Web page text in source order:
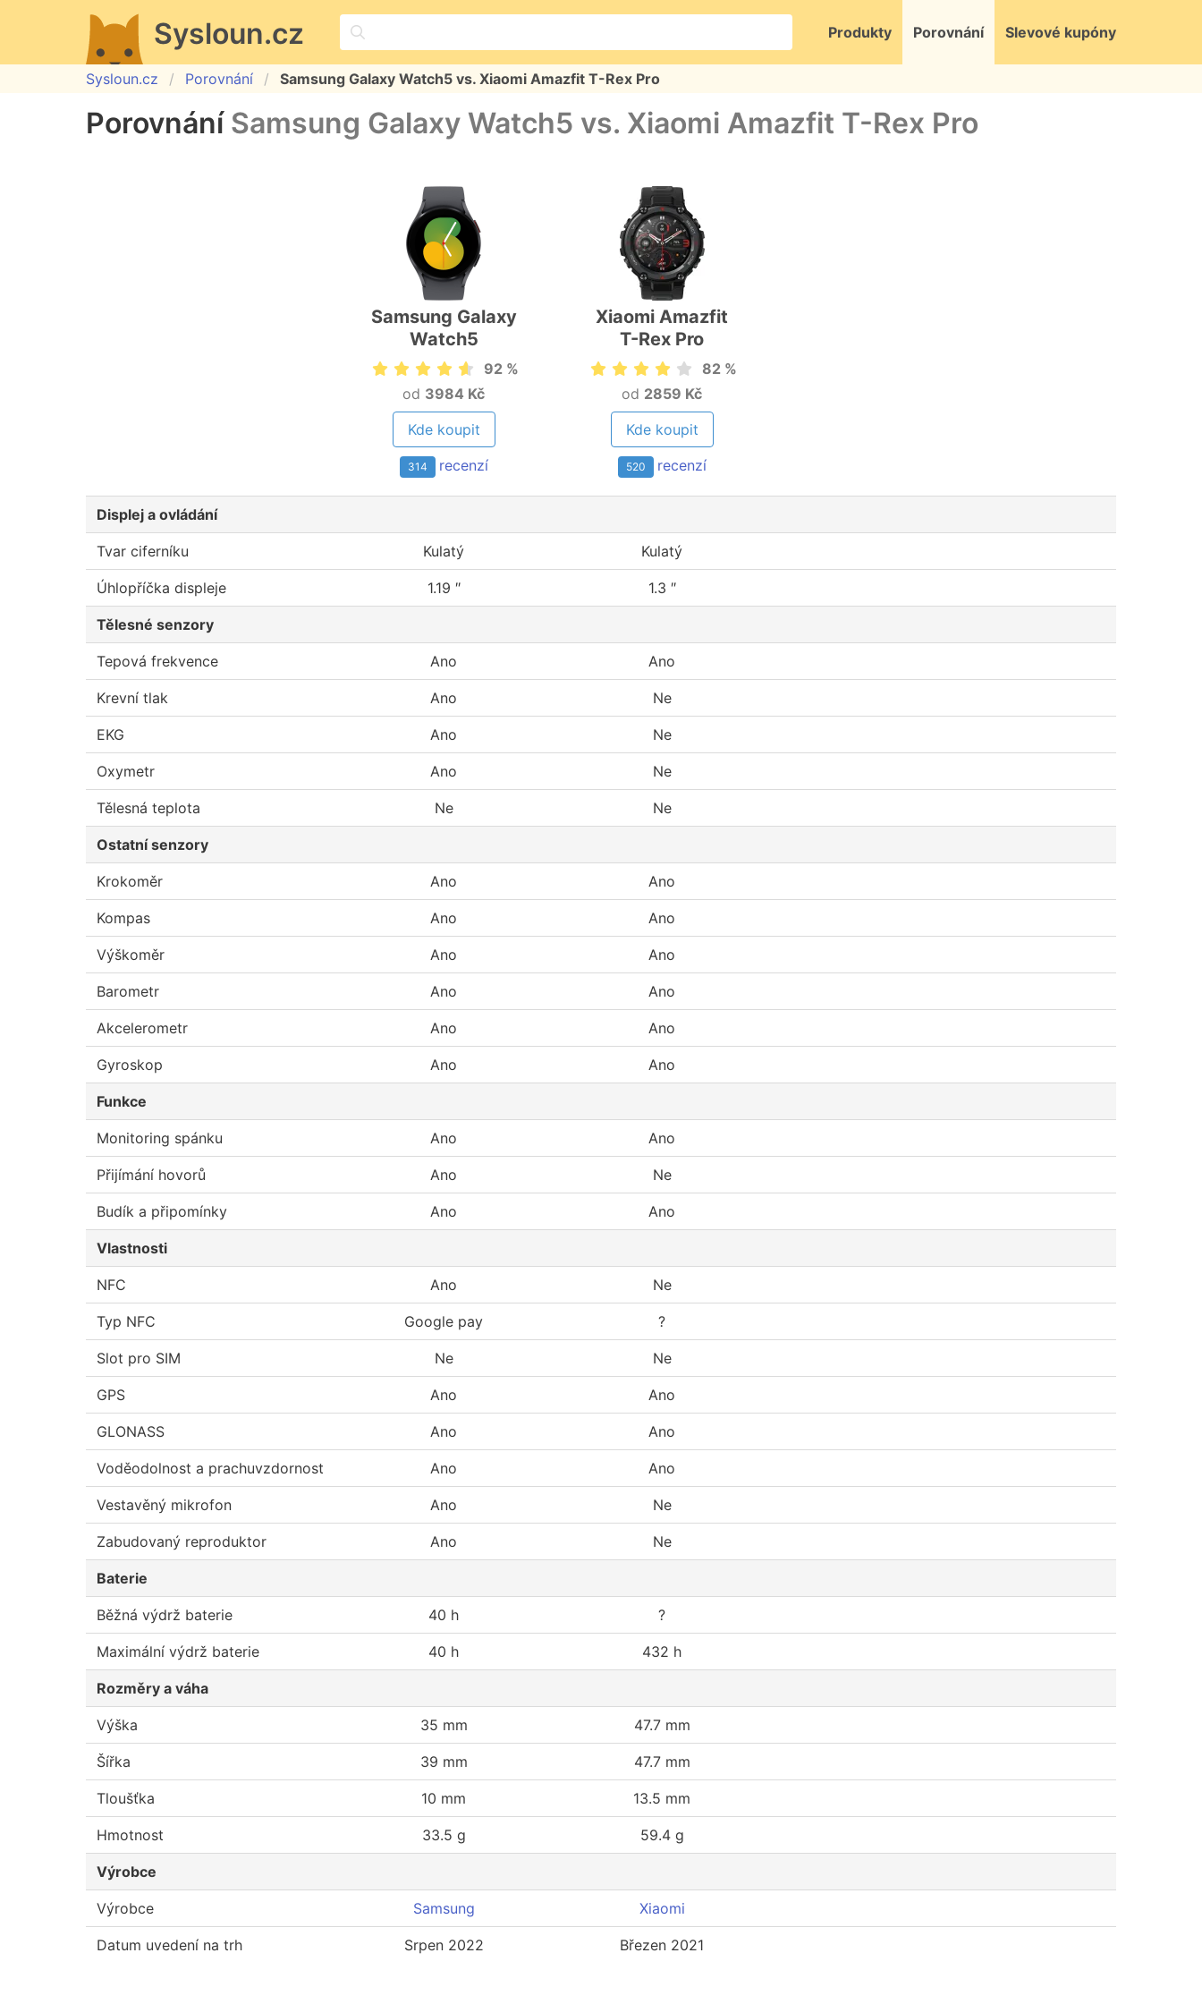
Sysloun.cz Produkty Porovnání Slevové kupóny
Sysloun.cz Porovnání Samsung Galaxy Watch5 vs. Xiaomi Amazfit T-Rex Pro
Porovnání Samsung Galaxy Watch5 vs. Xiaomi Amazfit T-Rex Pro
Samsung Galaxy
Watch5
92 %
od 3984 Kč
Kde koupit
314 recenzí
Xiaomi Amazfit
T-Rex Pro
82 %
od 2859 Kč
Kde koupit
520 recenzí
Displej a ovládání
Tvar ciferníku Kulatý Kulatý
Úhlopříčka displeje 1.19 ″ 1.3 ″
Tělesné senzory
Tepová frekvence Ano Ano
Krevní tlak Ano Ne
EKG Ano Ne
Oxymetr Ano Ne
Tělesná teplota Ne Ne
Ostatní senzory
Krokoměr Ano Ano
Kompas Ano Ano
Výškoměr Ano Ano
Barometr Ano Ano
Akcelerometr Ano Ano
Gyroskop Ano Ano
Funkce
Monitoring spánku Ano Ano
Přijímání hovorů Ano Ne
Budík a připomínky Ano Ano
Vlastnosti
NFC Ano Ne
Typ NFC Google pay ?
Slot pro SIM Ne Ne
GPS Ano Ano
GLONASS Ano Ano
Voděodolnost a prachuvzdornost Ano Ano
Vestavěný mikrofon Ano Ne
Zabudovaný reproduktor Ano Ne
Baterie
Běžná výdrž baterie 40 h ?
Maximální výdrž baterie 40 h 432 h
Rozměry a váha
Výška 35 mm 47.7 mm
Šířka 39 mm 47.7 mm
Tloušťka 10 mm 13.5 mm
Hmotnost 33.5 g 59.4 g
Výrobce
Výrobce Samsung Xiaomi
Datum uvedení na trh Srpen 2022 Březen 2021